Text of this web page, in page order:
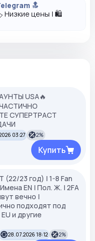
🔝
Низкие цены | 🛍️
USA🔥
СУПЕРТРАСТ
03:27 2%
Купить
(22/23 год) | 1-8 Fan
EN | Пол. Ж. | 2FA
вечно |
подходят под
и другие
28.07.2026 18:12 2%